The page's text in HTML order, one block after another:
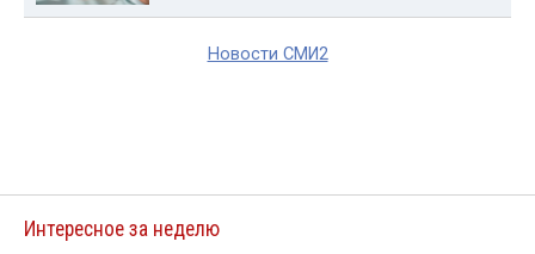
Новости СМИ2
Интересное за неделю